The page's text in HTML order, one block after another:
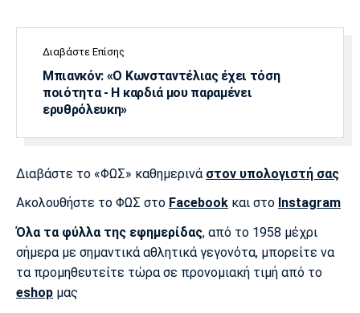
Διαβάστε Επίσης
Μπιανκόν: «Ο Κωνσταντέλιας έχει τόση
ποιότητα - Η καρδιά μου παραμένει
ερυθρόλευκη»
Διαβάστε το «ΦΩΣ» καθημερινά στον υπολογιστή σας
Ακολουθήστε το ΦΩΣ στο Facebook και στο Instagram
Όλα τα φύλλα της εφημερίδας, από το 1958 μέχρι
σήμερα με σημαντικά αθλητικά γεγονότα, μπορείτε να
τα προμηθευτείτε τώρα σε προνομιακή τιμή από το
eshop μας